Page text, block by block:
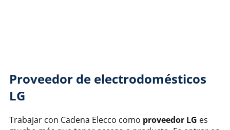
Proveedor de electrodomésticos
LG
Trabajar con Cadena Elecco como proveedor LG es